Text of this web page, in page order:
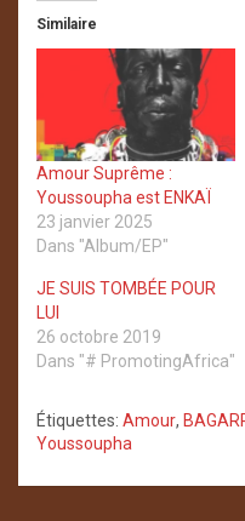
Similaire
Amour Suprême :
Youssoupha est ENKAÏ
23 janvier 2025
Dans "Album/EP"
JE SUIS TOMBÉE POUR
LUI
26 octobre 2019
Dans "# PromotingAfrica"
Étiquettes: Amour,
Youssoupha